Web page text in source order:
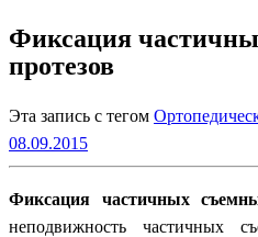
Фиксация
протезов
Эта запись с тегом
08.09.2015
Фиксация частичных
неподвижность частичных